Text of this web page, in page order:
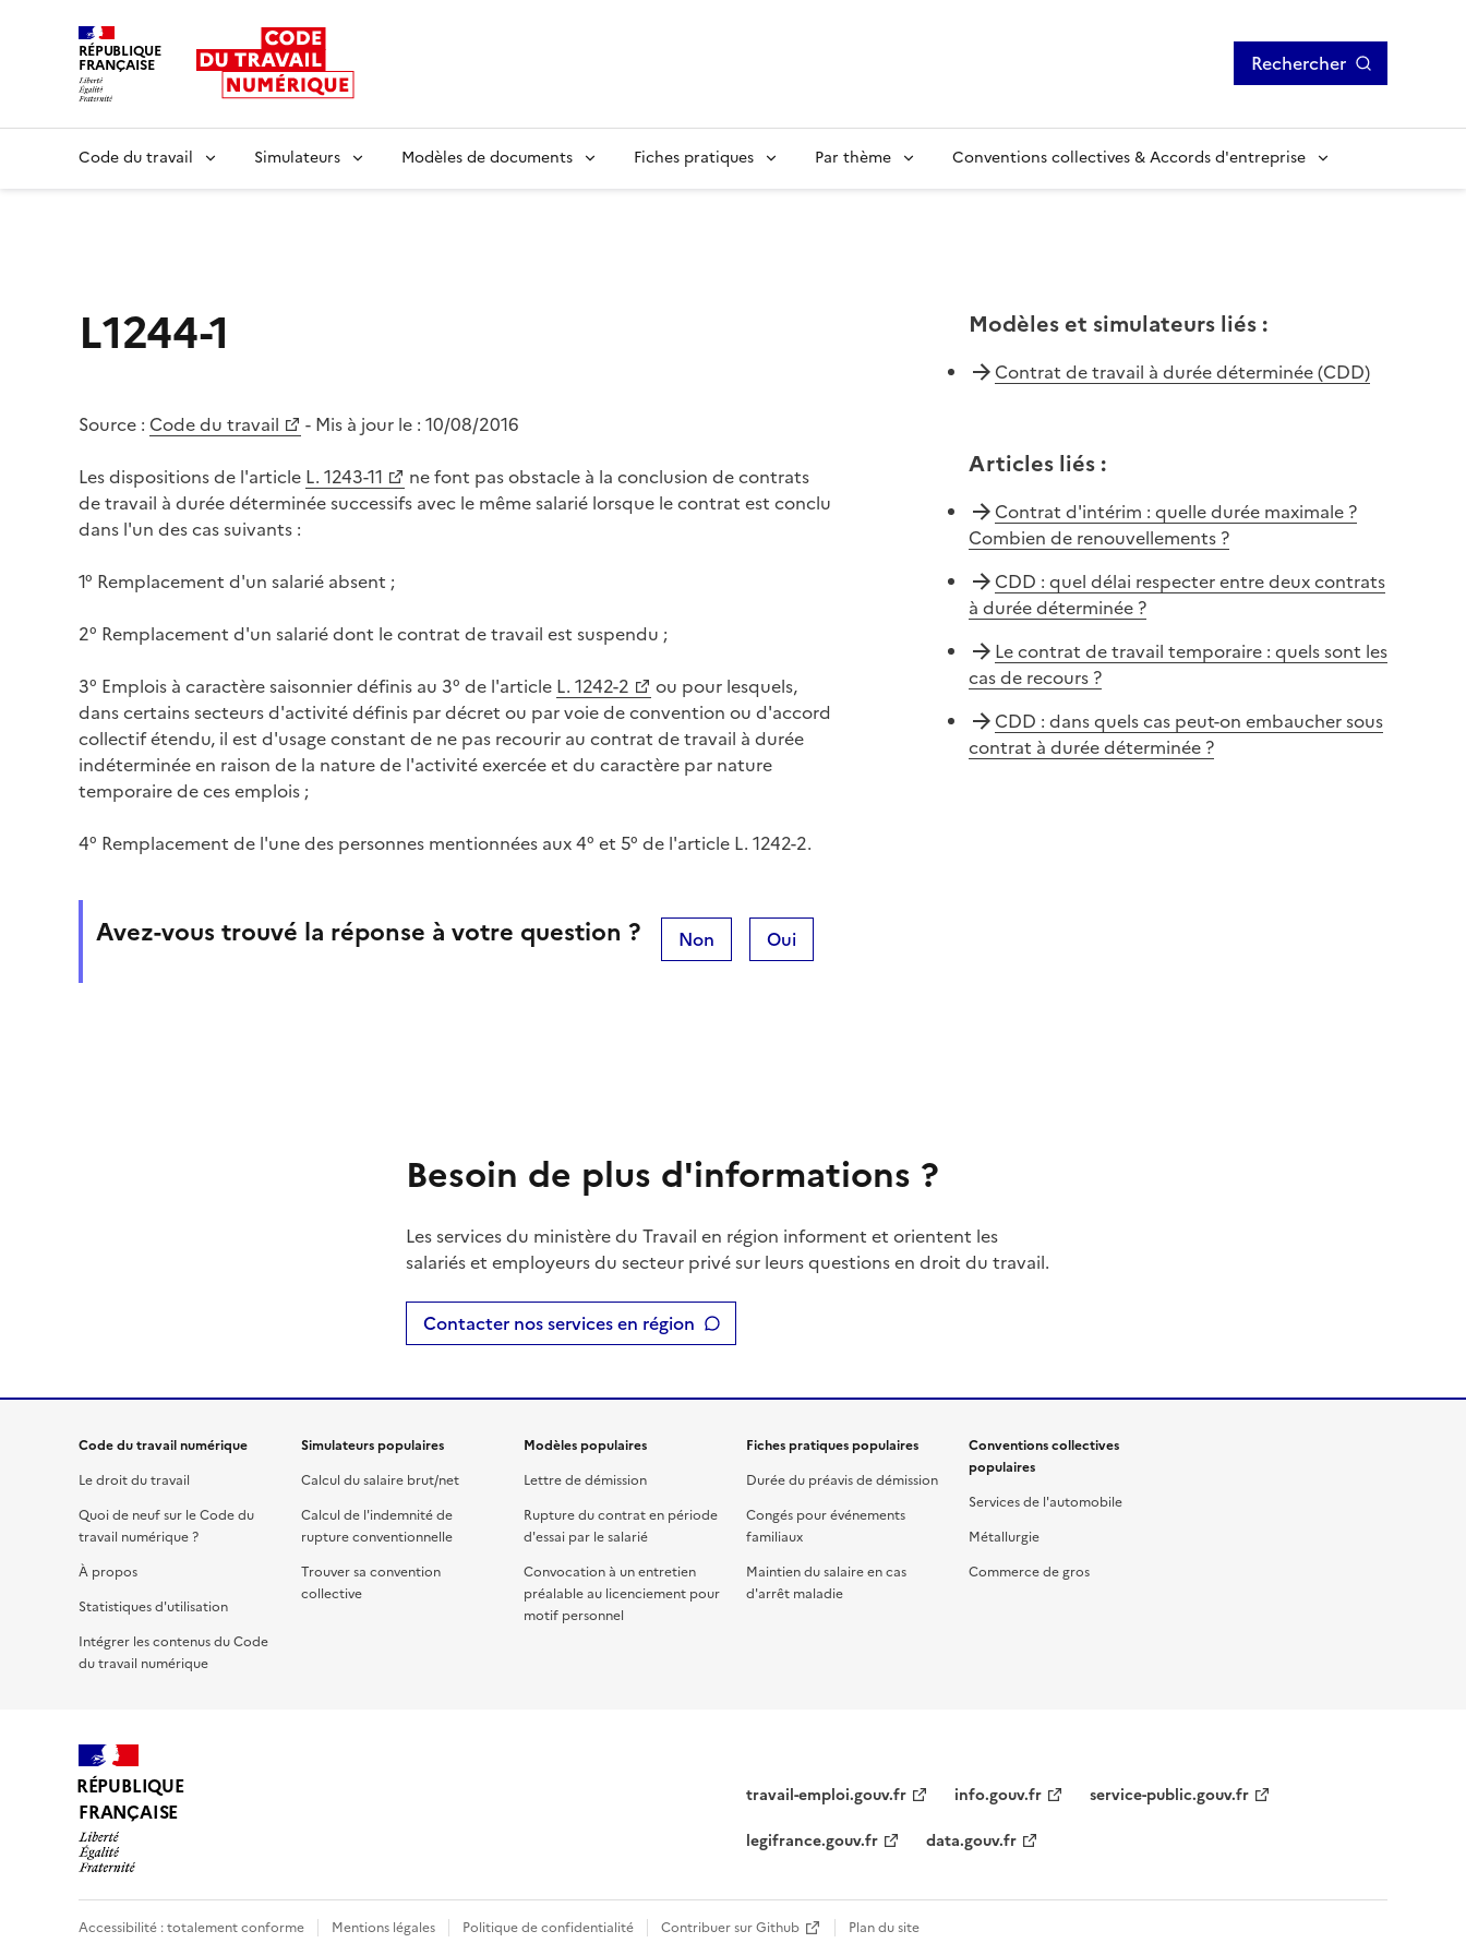
RÉPUBLIQUE
FRANÇAISE Rechercher
Code du travail Simulateurs Modèles de documents Fiches pratiques Par thème Conventions collectives & Accords d'entreprise
L1244-1
Source : Code du travail - Mis à jour le : 10/08/2016
Les dispositions de l'article L. 1243-11
ne font pas obstacle à la conclusion de contrats
de travail à durée déterminée successifs avec le même salarié lorsque le contrat est conclu
dans l'un des cas suivants :
1° Remplacement d'un salarié absent ;
2° Remplacement d'un salarié dont le contrat de travail est suspendu ;
3° Emplois à caractère saisonnier définis au 3° de l'article L. 1242-2
ou pour lesquels,
dans certains secteurs d'activité définis par décret ou par voie de convention ou d'accord
collectif étendu, il est d'usage constant de ne pas recourir au contrat de travail à durée
indéterminée en raison de la nature de l'activité exercée et du caractère par nature
temporaire de ces emplois ;
4° Remplacement de l'une des personnes mentionnées aux 4° et 5° de l'article L. 1242-2.
Avez-vous trouvé la réponse à votre question ? Non Oui
Modèles et simulateurs liés:
Contrat de travail à durée déterminée (CDD)
Articles liés:
Contrat d'intérim : quelle durée maximale ?
Combien de renouvellements ?
CDD : quel délai respecter entre deux contrats
à durée déterminée ?
Le contrat de travail temporaire : quels sont les
cas de recours ?
CDD : dans quels cas peut-on embaucher sous
contrat à durée déterminée ?
Besoin de plus d'informations ?
Les services du ministère du Travail en région informent et orientent les
salariés et employeurs du secteur privé sur leurs questions en droit du travail.
Contacter nos services en région
Code du travail numérique
Le droit du travail
Quoi de neuf sur le Code du
travail numérique ?
À propos
Statistiques d'utilisation
Intégrer les contenus du Code
du travail numérique
Simulateurs populaires
Calcul du salaire brut/net
Calcul de l'indemnité de
rupture conventionnelle
Trouver sa convention
collective
Modèles populaires
Lettre de démission
Rupture du contrat en période
d'essai par le salarié
Convocation à un entretien
préalable au licenciement pour
motif personnel
Fiches pratiques populaires
Durée du préavis de démission
Congés pour événements
familiaux
Maintien du salaire en cas
d'arrêt maladie
Conventions collectives
populaires
Services de l'automobile
Métallurgie
Commerce de gros
RÉPUBLIQUE
FRANÇAISE
travail-emploi.gouv.fr info.gouv.fr
service-public.gouv.fr
legifrance.gouv.fr
data.gouv.fr
Accessibilité : totalement conforme Mentions légales Politique de confidentialité Contribuer sur Github Plan du site